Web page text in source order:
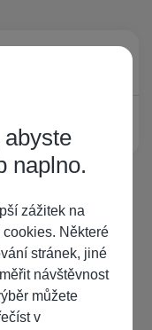
stránku
naplno.
zážitek na
Některé
stránek, jiné
návštěvnost
můžete
v